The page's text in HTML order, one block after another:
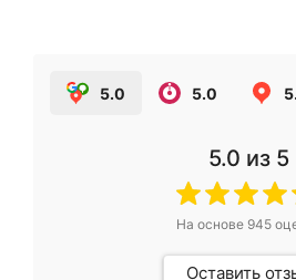
5.0 5.0
5.0 из 5
На основе 945
Оставить